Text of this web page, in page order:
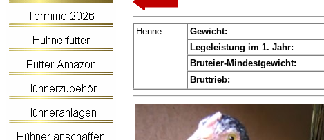
Henne: Gewicht:
Legeleistung im 1. Jahr:
Bruteier-Mindestgewicht:
Bruttrieb: